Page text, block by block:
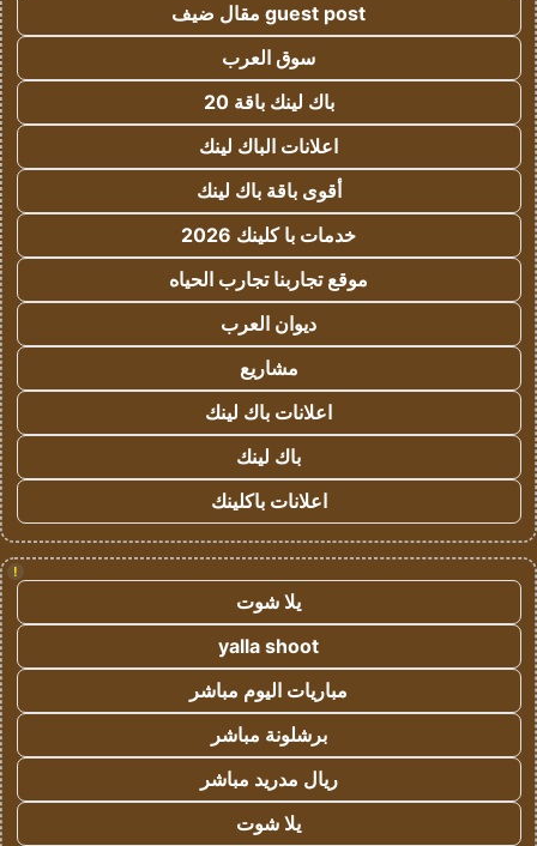
guest post مقال ضيف
سوق العرب
باك لينك باقة 20
اعلانات الباك لينك
أقوى باقة باك لينك
خدمات با كلينك 2026
موقع تجاربنا تجارب الحياه
ديوان العرب
مشاريع
اعلانات باك لينك
باك لينك
اعلانات باكلينك
!
يلا شوت
yalla shoot
مباريات اليوم مباشر
برشلونة مباشر
ريال مدريد مباشر
يلا شوت